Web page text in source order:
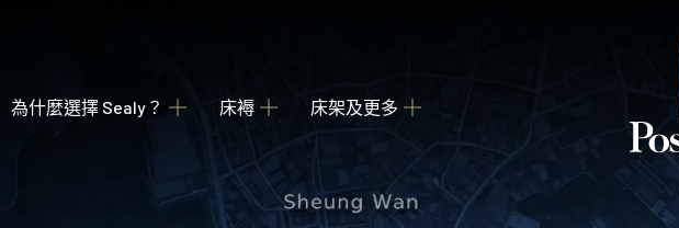
為什麼選擇 Sealy？ 床褥 床架及更多